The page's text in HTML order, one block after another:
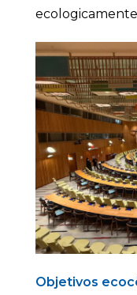
Objetivos